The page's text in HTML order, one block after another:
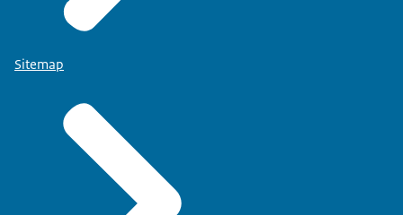
Sitemap